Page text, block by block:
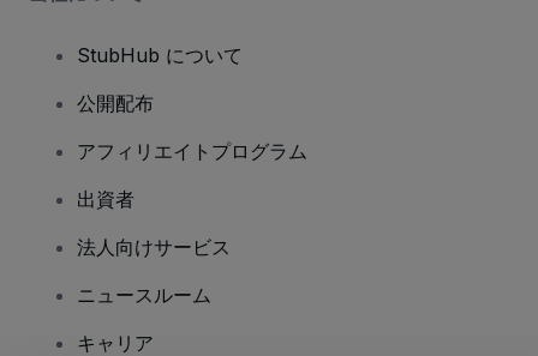
StubHub について
公開配布
アフィリエイトプログラム
出資者
法人向けサービス
ニュースルーム
キャリア